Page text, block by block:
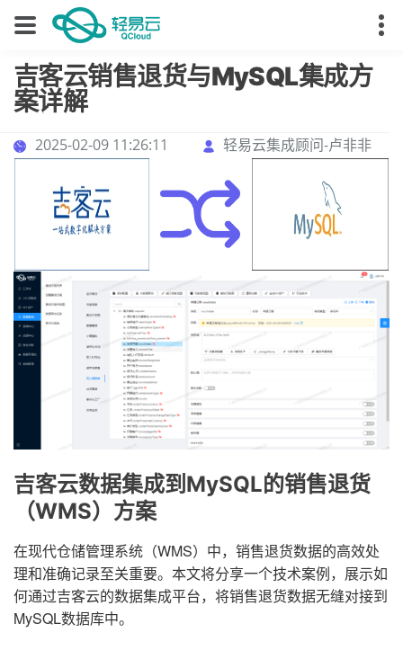
吉客云销售退货与MySQL集成方
案详解
2025-02-09 11:26:11 轻易云集成顾问-卢非非
吉客云数据集成到MySQL的销售退货
（WMS）方案
在现代仓储管理系统（WMS）中，销售退货数据的高效处
理和准确记录至关重要。本文将分享一个技术案例，展示如
何通过吉客云的数据集成平台，将销售退货数据无缝对接到
MySQL数据库中。